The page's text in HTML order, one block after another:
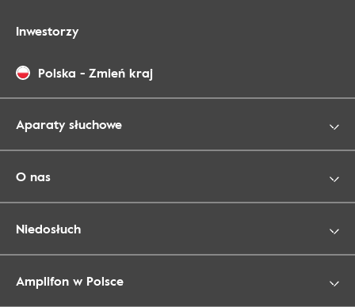
Inwestorzy
Polska - Zmień kraj
Aparaty słuchowe
O nas
Niedosłuch
Amplifon w Polsce